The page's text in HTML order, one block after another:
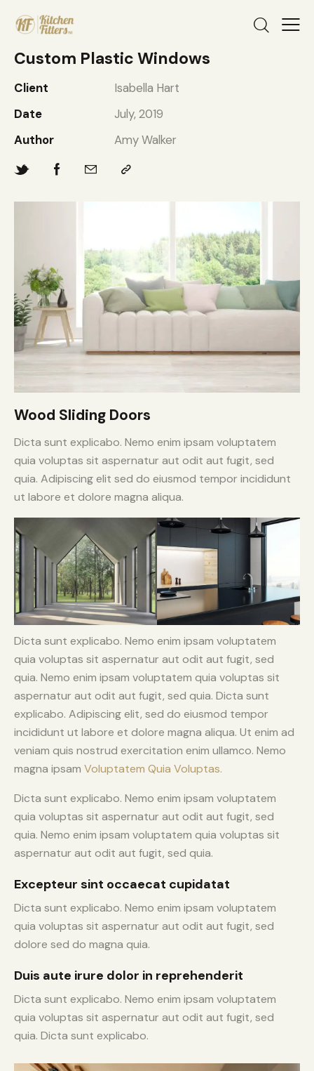
Custom Plastic Windows
Client
Isabella Hart
Date
July, 2019
Author
Amy Walker
Wood Sliding Doors
Dicta sunt explicabo. Nemo enim ipsam voluptatem
quia voluptas sit aspernatur aut odit aut fugit, sed
quia. Adipiscing elit sed do eiusmod tempor incididunt
ut labore et dolore magna aliqua.
Dicta sunt explicabo. Nemo enim ipsam voluptatem
quia voluptas sit aspernatur aut odit aut fugit, sed
quia. Nemo enim ipsam voluptatem quia voluptas sit
aspernatur aut odit aut fugit, sed quia. Dicta sunt
explicabo. Adipiscing elit, sed do eiusmod tempor
incididunt ut labore et dolore magna aliqua. Ut enim ad
veniam quis nostrud exercitation enim ullamco. Nemo
magna ipsam Voluptatem Quia Voluptas.
Dicta sunt explicabo. Nemo enim ipsam voluptatem
quia voluptas sit aspernatur aut odit aut fugit, sed
quia. Nemo enim ipsam voluptatem quia voluptas sit
aspernatur aut odit aut fugit, sed quia.
Excepteur sint occaecat cupidatat
Dicta sunt explicabo. Nemo enim ipsam voluptatem
quia voluptas sit aspernatur aut odit aut fugit, sed
dolore sed do magna quia.
Duis aute irure dolor in reprehenderit
Dicta sunt explicabo. Nemo enim ipsam voluptatem
quia voluptas sit aspernatur aut odit aut fugit, sed
quia. Dicta sunt explicabo.